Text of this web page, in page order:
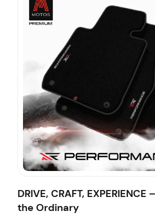
DRIVE, CRAFT, EXPERIENCE
the Ordinary